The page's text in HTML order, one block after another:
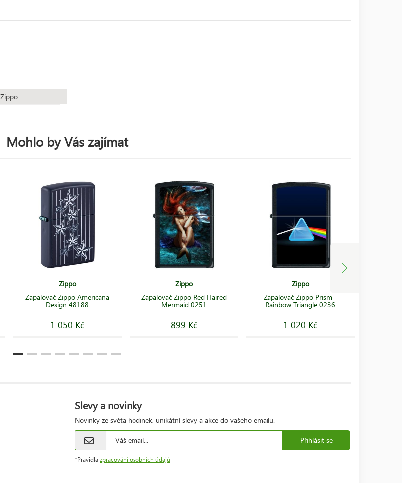
Zippo
Mohlo by Vás zajímat
Zippo
Zapalovač Zippo Americana
Design 48188
1 050 Kč
Zippo
Zapalovač Zippo Red Haired
Mermaid 0251
899 Kč
Zippo
Zapalovač Zippo Prism -
Rainbow Triangle 0236
1 020 Kč
Slevy a novinky
Novinky ze světa hodinek, unikátní slevy a akce do vašeho emailu.
Přihlásit se
*Pravidla zpracování osobních údajů